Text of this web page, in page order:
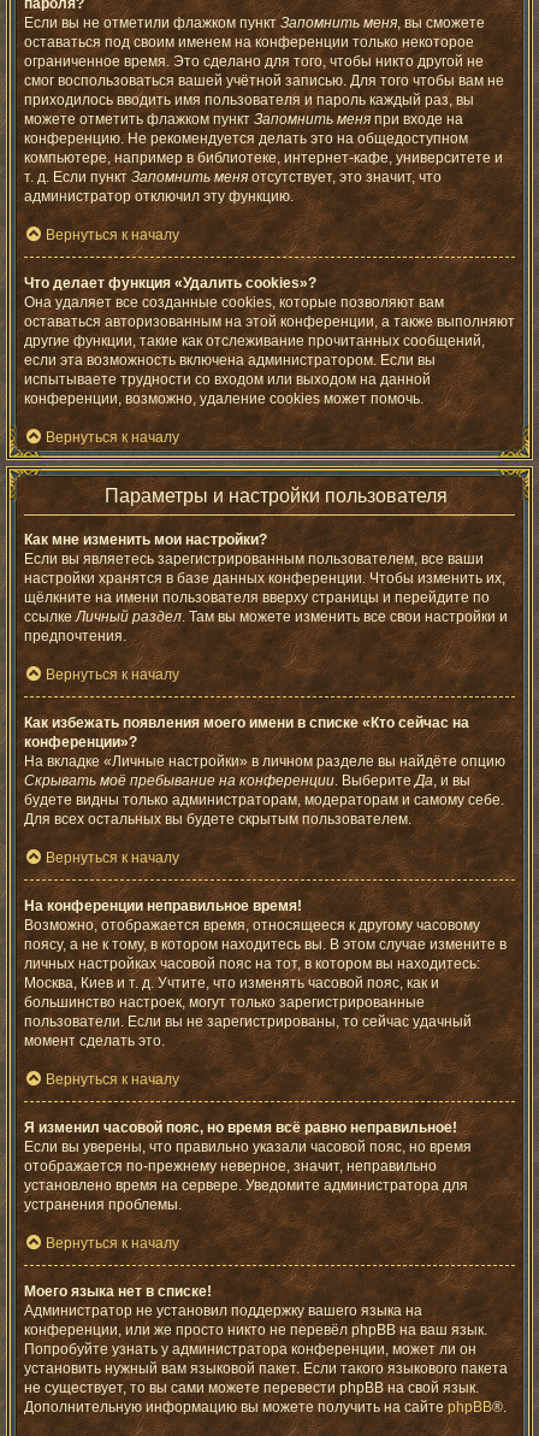
пароля?
Если вы не отметили флажком пунктЗапомнить меня, вы сможете
оставаться под своим именем на конференции только некоторое
ограниченное время. Это сделано для того, чтобы никто другой не
смог воспользоваться вашей учётной записью. Для того чтобы вам не
приходилось вводить имя пользователя и пароль каждый раз, вы
можете отметить флажком пункт Запомнить меня при входе на
конференцию. Не рекомендуется делать это на общедоступном
компьютере, например в библиотеке, интернет-кафе, университете и
т. д. Если пункт Запомнить меняотсутствует, это значит, что
администратор отключил эту функцию.
Вернуться к началу
Что делает функция «Удалить cookies»?
Она удаляет все созданные cookies, которые позволяют вам
оставаться авторизованным на этой конференции, а также выполняют
другие функции, такие как отслеживание прочитанных сообщений,
если эта возможность включена администратором. Если вы
испытываете трудности со входом или выходом на данной
конференции, возможно, удаление cookies может помочь.
Вернуться к началу
Параметры и настройки пользователя
Как мне изменить мои настройки?
Если вы являетесь зарегистрированным пользователем, все ваши
настройки хранятся в базе данных конференции. Чтобы изменить их,
щёлкните на имени пользователя вверху страницы и перейдите по
ссылкеЛичный раздел. Там вы можете изменить все свои настройки и
предпочтения.
Вернуться к началу
Как избежать появления моего имени в списке «Кто сейчас на
конференции»?
На вкладке «Личные настройки» в личном разделе вы найдёте опцию
Скрывать моё пребывание на конференции. ВыберитеДа, и вы
будете видны только администраторам, модераторам и самому себе.
Для всех остальных вы будете скрытым пользователем.
Вернуться к началу
На конференции неправильное время!
Возможно, отображается время, относящееся к другому часовому
поясу, а не к тому, в котором находитесь вы. В этом случае измените в
личных настройках часовой пояс на тот, в котором вы находитесь:
Москва, Киев и т. д. Учтите, что изменять часовой пояс, как и
большинство настроек, могут только зарегистрированные
пользователи. Если вы не зарегистрированы, то сейчас удачный
момент сделать это.
Вернуться к началу
Я изменил часовой пояс, но время всё равно неправильное!
Если вы уверены, что правильно указали часовой пояс, но время
отображается по-прежнему неверное, значит, неправильно
установлено время на сервере. Уведомите администратора для
устранения проблемы.
Вернуться к началу
Моего языка нет в списке!
Администратор не установил поддержку вашего языка на
конференции, или же просто никто не перевёл phpBB на ваш язык.
Попробуйте узнать у администратора конференции, может ли он
установить нужный вам языковой пакет. Если такого языкового пакета
не существует, то вы сами можете перевести phpBB на свой язык.
Дополнительную информацию вы можете получить на сайтеphpBB®.